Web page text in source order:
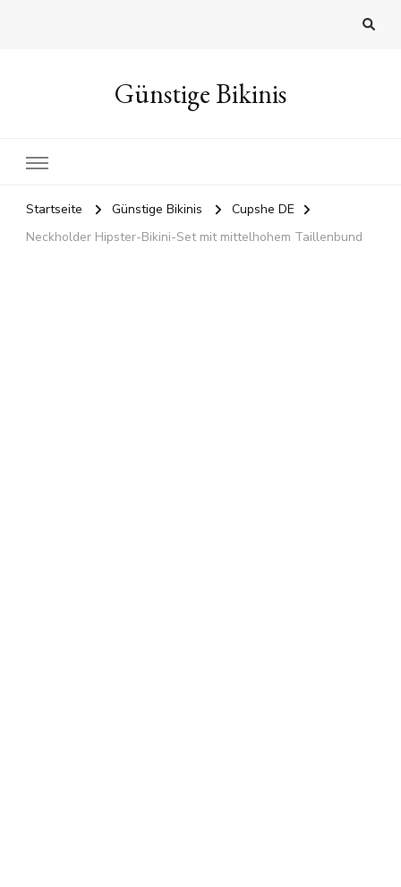
Günstige Bikinis
Startseite Günstige Bikinis
Cupshe DE
Neckholder Hipster-Bikini-Set mit mittelhohem Taillenbund